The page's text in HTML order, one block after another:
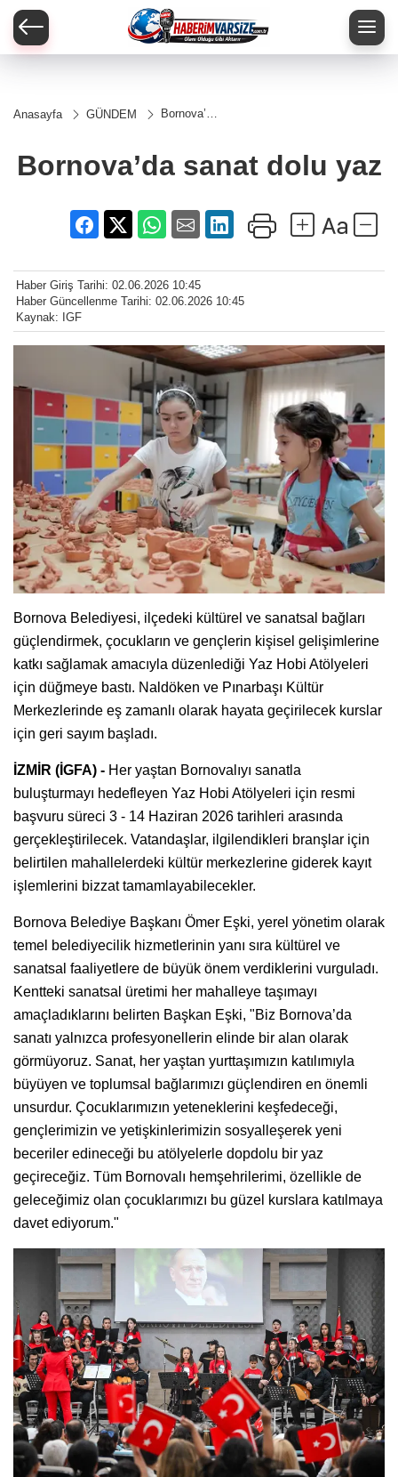
Anasayfa GÜNDEM
Bornova’da
Bornova’da sanat dolu yaz
Haber Giriş Tarihi: 02.06.2026 10:45
Haber Güncellenme Tarihi: 02.06.2026 10:45
Kaynak: IGF
Bornova Belediyesi, ilçedeki kültürel ve sanatsal bağları
güçlendirmek, çocukların ve gençlerin kişisel gelişimlerine
katkı sağlamak amacıyla düzenlediği Yaz Hobi Atölyeleri
için düğmeye bastı. Naldöken ve Pınarbaşı Kültür
Merkezlerinde eş zamanlı olarak hayata geçirilecek kurslar
için geri sayım başladı.
İZMİR (İGFA) - Her yaştan Bornovalıyı sanatla
buluşturmayı hedefleyen Yaz Hobi Atölyeleri için resmi
başvuru süreci 3 - 14 Haziran 2026 tarihleri arasında
gerçekleştirilecek. Vatandaşlar, ilgilendikleri branşlar için
belirtilen mahallelerdeki kültür merkezlerine giderek kayıt
işlemlerini bizzat tamamlayabilecekler.
Bornova Belediye Başkanı Ömer Eşki, yerel yönetim olarak
temel belediyecilik hizmetlerinin yanı sıra kültürel ve
sanatsal faaliyetlere de büyük önem verdiklerini vurguladı.
Kentteki sanatsal üretimi her mahalleye taşımayı
amaçladıklarını belirten Başkan Eşki, "Biz Bornova’da
sanatı yalnızca profesyonellerin elinde bir alan olarak
görmüyoruz. Sanat, her yaştan yurttaşımızın katılımıyla
büyüyen ve toplumsal bağlarımızı güçlendiren en önemli
unsurdur. Çocuklarımızın yeteneklerini keşfedeceği,
gençlerimizin ve yetişkinlerimizin sosyalleşerek yeni
beceriler edineceği bu atölyelerle dopdolu bir yaz
geçireceğiz. Tüm Bornovalı hemşehrilerimi, özellikle de
geleceğimiz olan çocuklarımızı bu güzel kurslara katılmaya
davet ediyorum."